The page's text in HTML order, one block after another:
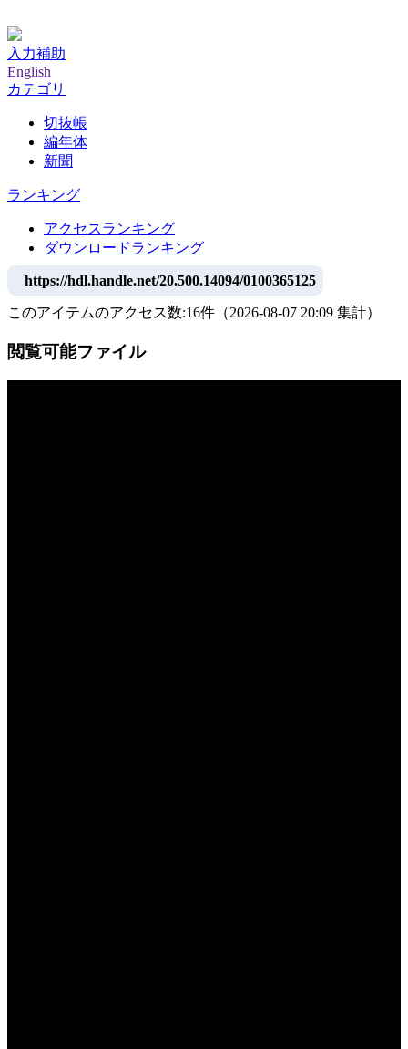
入力補助
English
カテゴリ
切抜帳
編年体
新聞
ランキング
アクセスランキング
ダウンロードランキング
https://hdl.handle.net/20.500.14094/0100365125
このアイテムのアクセス数:16件 （2026-08-07 20:09 集計）
閲覧可能ファイル